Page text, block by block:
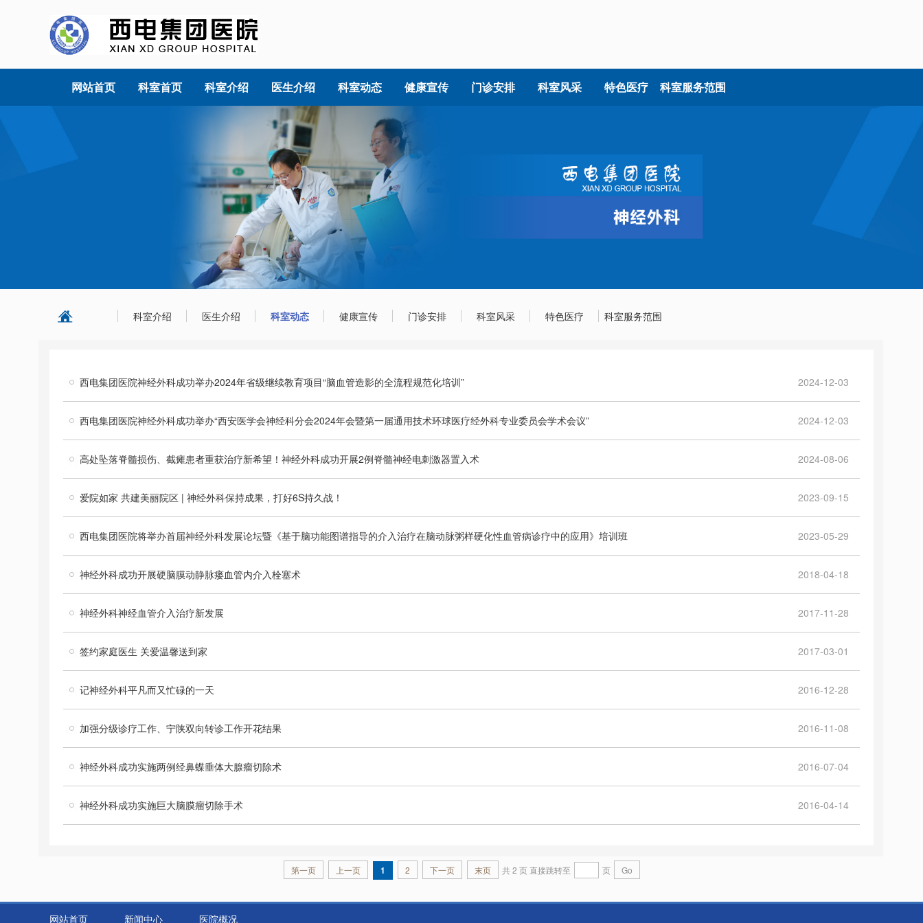
网站首页 科室首页 科室介绍 医生介绍 科室动态 健康宣传 门诊安排 科室风采 特色医疗 科室服务范围
科室介绍 医生介绍 科室动态 健康宣传 门诊安排 科室风采 特色医疗 科室服务范围
西电集团医院神经外科成功举办2024年省级继续教育项目“脑血管造影的全流程规范化培训” 2024-12-03
西电集团医院神经外科成功举办“西安医学会神经科分会2024年会暨第一届通用技术环球医疗经外科专业委员会学术会议” 2024-12-03
高处坠落脊髓损伤、截瘫患者重获治疗新希望！神经外科成功开展2例脊髓神经电刺激器置入术 2024-08-06
爱院如家 共建美丽院区 | 神经外科保持成果，打好6S持久战！ 2023-09-15
西电集团医院将举办首届神经外科发展论坛暨《基于脑功能图谱指导的介入治疗在脑动脉粥样硬化性血管病诊疗中的应用》培训班 2023-05-29
神经外科成功开展硬脑膜动静脉瘘血管内介入栓塞术 2018-04-18
神经外科神经血管介入治疗新发展 2017-11-28
签约家庭医生 关爱温馨送到家 2017-03-01
记神经外科平凡而又忙碌的一天 2016-12-28
加强分级诊疗工作、宁陕双向转诊工作开花结果 2016-11-08
神经外科成功实施两例经鼻蝶垂体大腺瘤切除术 2016-07-04
神经外科成功实施巨大脑膜瘤切除手术 2016-04-14
第一页 上一页 1 2 下一页 末页 共 2 页 直接跳转至 页 Go
网站首页 新闻中心 医院概况